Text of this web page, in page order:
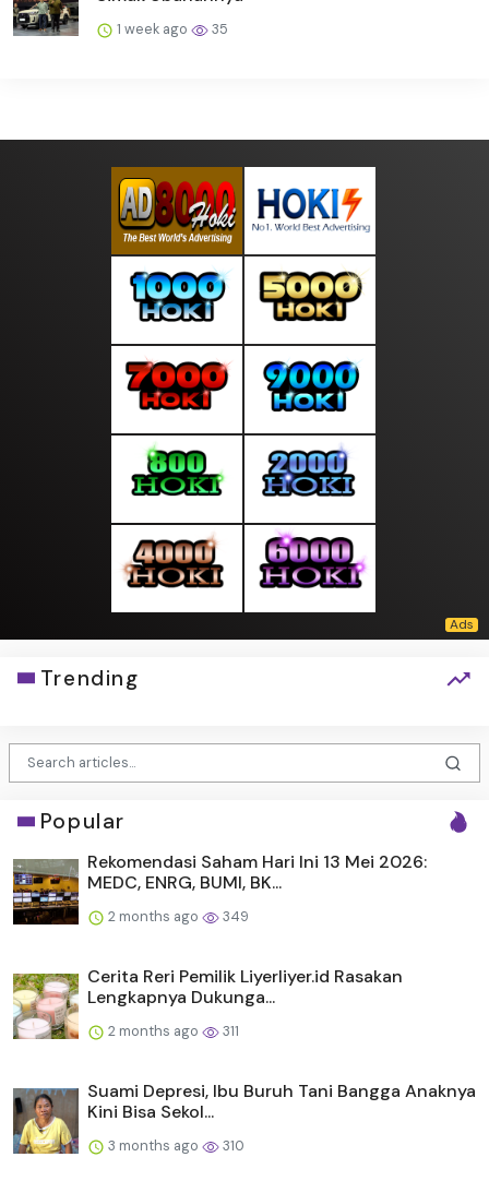
1 week ago 35
Trending
Popular
Rekomendasi Saham Hari Ini 13 Mei 2026:
MEDC, ENRG, BUMI, BK...
2 months ago 349
Cerita Reri Pemilik Liyerliyer.id Rasakan
Lengkapnya Dukunga...
2 months ago 311
Suami Depresi, Ibu Buruh Tani Bangga Anaknya
Kini Bisa Sekol...
3 months ago 310